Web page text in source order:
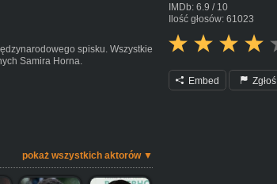
spisku. Wszystkie
Samira Horna.
pokaż wszystkich aktorów ▼
IMDb: 6.9 / 10
Ilość głosów: 61023
Embed Zgłoś